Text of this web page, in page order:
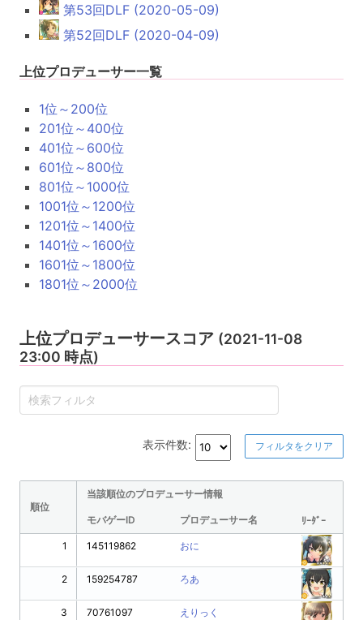
第53回DLF (2020-05-09)
第52回DLF (2020-04-09)
上位プロデューサー一覧
1位～200位
201位～400位
401位～600位
601位～800位
801位～1000位
1001位～1200位
1201位～1400位
1401位～1600位
1601位～1800位
1801位～2000位
上位プロデューサースコア (2021-11-08
23:00 時点)
表示件数: フィルタをクリア
順位
当該順位のプロデューサー情報
モバゲーID プロデューサー名 ﾘｰﾀﾞｰ
1
2
3
145119862 おに
159254787 ろあ
70761097 えりっく